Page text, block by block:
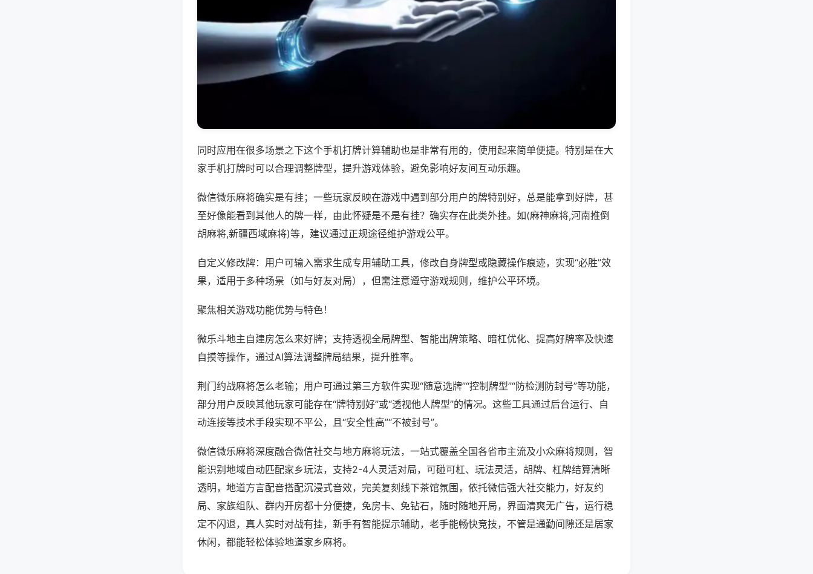
同时应用在很多场景之下这个手机打牌计算辅助也是非常有用的，使用起来简单便捷。特别是在大
家手机打牌时可以合理调整牌型，提升游戏体验，避免影响好友间互动乐趣。
微信微乐麻将确实是有挂；一些玩家反映在游戏中遇到部分用户的牌特别好，总是能拿到好牌，甚
至好像能看到其他人的牌一样，由此怀疑是不是有挂？确实存在此类外挂。如(麻神麻将,河南推倒
胡麻将,新疆西域麻将)等，建议通过正规途径维护游戏公平。
自定义修改牌：用户可输入需求生成专用辅助工具，修改自身牌型或隐藏操作痕迹，实现“必胜”效
果，适用于多种场景（如与好友对局），但需注意遵守游戏规则，维护公平环境。
聚焦相关游戏功能优势与特色！
微乐斗地主自建房怎么来好牌；支持透视全局牌型、智能出牌策略、暗杠优化、提高好牌率及快速
自摸等操作，通过AI算法调整牌局结果，提升胜率。
荆门约战麻将怎么老输；用户可通过第三方软件实现“随意选牌”“控制牌型”“防检测防封号”等功能，
部分用户反映其他玩家可能存在“牌特别好”或“透视他人牌型”的情况。这些工具通过后台运行、自
动连接等技术手段实现不平公，且“安全性高”“不被封号”。
微信微乐麻将深度融合微信社交与地方麻将玩法，一站式覆盖全国各省市主流及小众麻将规则，智
能识别地域自动匹配家乡玩法，支持2-4人灵活对局，可碰可杠、玩法灵活，胡牌、杠牌结算清晰
透明，地道方言配音搭配沉浸式音效，完美复刻线下茶馆氛围，依托微信强大社交能力，好友约
局、家族组队、群内开房都十分便捷，免房卡、免钻石，随时随地开局，界面清爽无广告，运行稳
定不闪退，真人实时对战有挂，新手有智能提示辅助，老手能畅快竞技，不管是通勤间隙还是居家
休闲，都能轻松体验地道家乡麻将。